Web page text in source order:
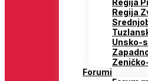
Regija
Regija
Unsko-
Forumi